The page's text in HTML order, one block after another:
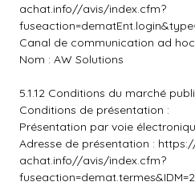
achat.info//avis/index.cfm?
Canal de communication ad
Nom : AW Solutions
5.1.12 Conditions du marché
Conditions de présentation :
Présentation par voie
Adresse de présentation :
achat.info//avis/index.cfm?